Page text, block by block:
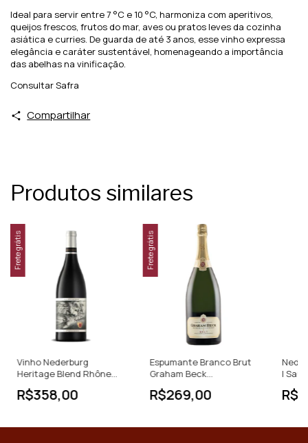
Ideal para servir entre 7 °C e 10 °C, harmoniza com aperitivos,
queijos frescos, frutos do mar, aves ou pratos leves da cozinha
asiática e curries. De guarda de até 3 anos, esse vinho expressa
elegância e caráter sustentável, homenageando a importância
das abelhas na vinificação.
Consultar Safra
Compartilhar
Produtos similares
Frete grátis
Vinho Nederburg
Heritage Blend Rhône
750ml África do Sul
R$358,00
Frete grátis
Espumante Branco Brut
Graham Beck
Chardonnay - Pinot Noir
R$269,00
|
do